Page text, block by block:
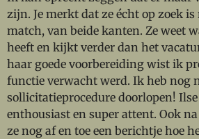
zijn. Je merkt dat ze écht op zoek
match, van beide kanten. Ze weet
heeft en kijkt verder dan het
haar goede voorbereiding wist ik
functie verwacht werd. Ik heb nog
sollicitatieprocedure doorlopen!
enthousiast en super attent. Ook
ze nog af en toe een berichtje hoe